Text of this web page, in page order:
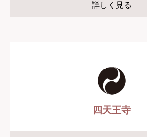
詳しく見る
四天王寺